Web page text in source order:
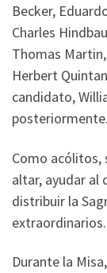
Becker,
Charles
Thomas
Herbert
candidato,
posteriormente.
Como acólitos,
altar, ayudar al
distribuir la
extraordinarios.
Durante la